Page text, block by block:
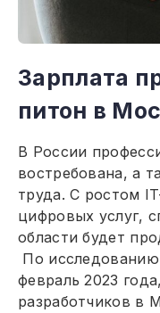
Зарплата
питон в
В России
востребована, а
труда. С ростом
цифровых услуг,
области будет
По исследованию
февраль 2023
разработчиков в